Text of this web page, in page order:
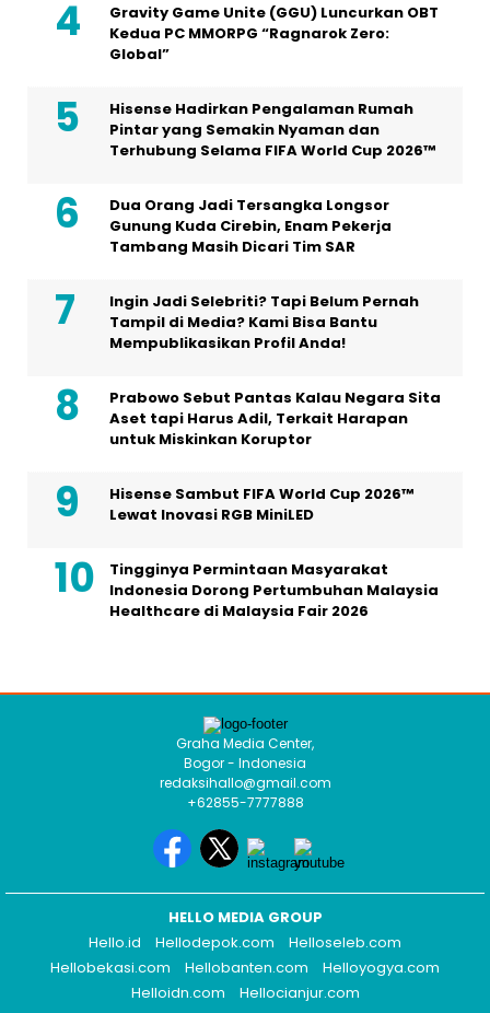
Gravity Game Unite (GGU) Luncurkan OBT
Kedua PC MMORPG “Ragnarok Zero:
Global”
Hisense Hadirkan Pengalaman Rumah
Pintar yang Semakin Nyaman dan
Terhubung Selama FIFA World Cup 2026™
Dua Orang Jadi Tersangka Longsor
Gunung Kuda Cirebin, Enam Pekerja
Tambang Masih Dicari Tim SAR
Ingin Jadi Selebriti? Tapi Belum Pernah
Tampil di Media? Kami Bisa Bantu
Mempublikasikan Profil Anda!
Prabowo Sebut Pantas Kalau Negara Sita
Aset tapi Harus Adil, Terkait Harapan
untuk Miskinkan Koruptor
Hisense Sambut FIFA World Cup 2026™
Lewat Inovasi RGB MiniLED
Tingginya Permintaan Masyarakat
Indonesia Dorong Pertumbuhan Malaysia
Healthcare di Malaysia Fair 2026
Graha Media Center,
Bogor - Indonesia
redaksihallo@gmail.com
+62855-7777888
HELLO MEDIA GROUP
Hello.id
Hellodepok.com
Helloseleb.com
Hellobekasi.com
Hellobanten.com
Helloyogya.com
Helloidn.com
Hellocianjur.com